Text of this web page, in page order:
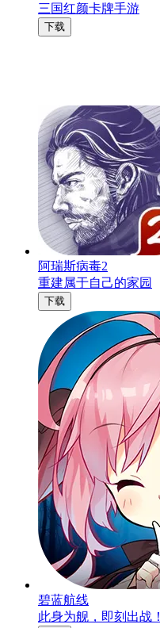
三国红颜卡牌手游
下载
阿瑞斯病毒2
重建属于自己的家园
下载
碧蓝航线
此身为舰，即刻出战！